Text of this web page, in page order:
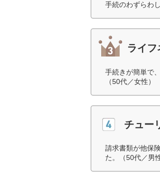
手続のわずらわ
ライ
手続きが簡単で
（50代／女性）
チュー
請求書類が他保
た。（50代／男性